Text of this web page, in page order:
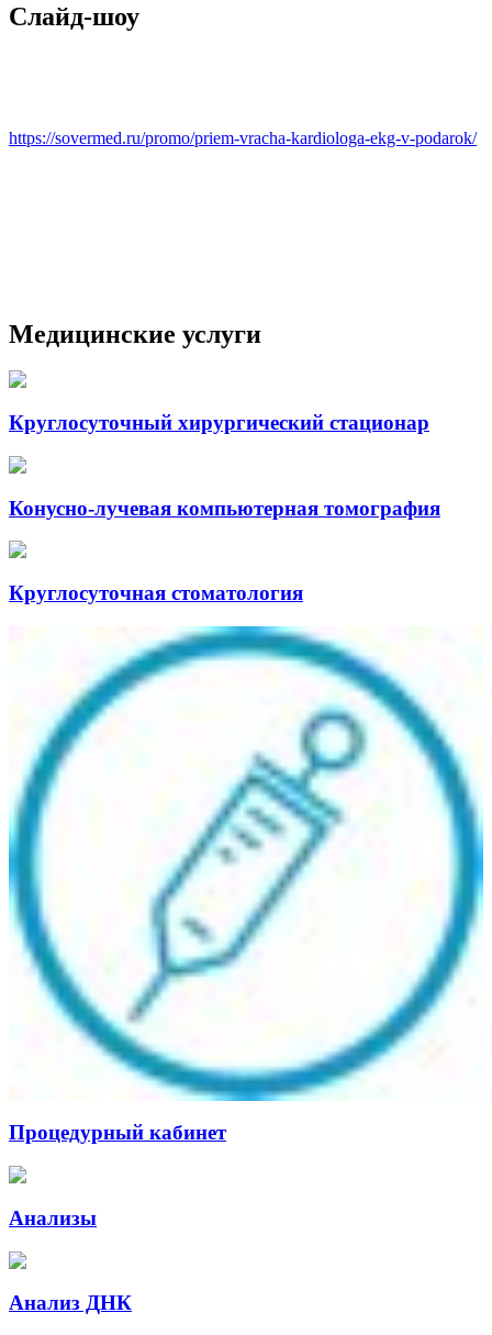
Слайд-шоу
https://sovermed.ru/promo/priem-vracha-kardiologa-ekg-v-podarok/
Медицинские услуги
Круглосуточный хирургический стационар
Конусно-лучевая компьютерная томография
Круглосуточная стоматология
Процедурный кабинет
Анализы
Анализ ДНК